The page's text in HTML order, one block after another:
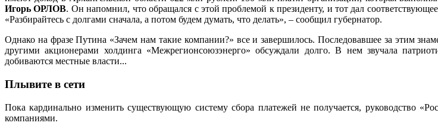
Игорь ОРЛОВ. Он напомнил, что обращался с этой проблемой к президенту, и тот дал
«Разбирайтесь с долгами сначала, а потом будем думать, что делать», – сообщил губернатор.
Однако на фразе Путина «Зачем нам такие компании?» все и завершилось. Последовавшее за этим
другими акционерами холдинга «Межрегионсоюзэнерго» обсуждали долго. В нем звучала
добиваются местные власти...
Плывите в сети
Пока кардинально изменить существующую систему сбора платежей не получается, руководство
компаниями.